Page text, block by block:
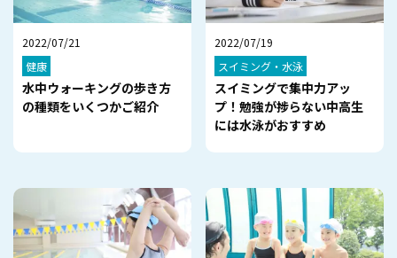
2022/07/21
健康
水中ウォーキングの歩き方
の種類をいくつかご紹介
2022/07/19
スイミング・水泳
スイミングで集中力アッ
プ！勉強が捗らない中高生
には水泳がおすすめ